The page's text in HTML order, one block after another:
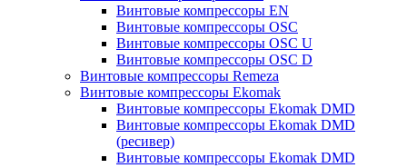
Винтовые компрессоры EN
Винтовые компрессоры OSC
Винтовые компрессоры OSC U
Винтовые компрессоры OSC D
Винтовые компрессоры Remeza
Винтовые компрессоры Ekomak
Винтовые компрессоры Ekomak DMD
Винтовые компрессоры Ekomak DMD
(ресивер)
Винтовые компрессоры Ekomak DMD